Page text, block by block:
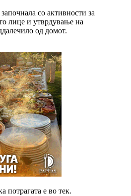
со активности за
лице и утврдување на
од домот.
е во тек.